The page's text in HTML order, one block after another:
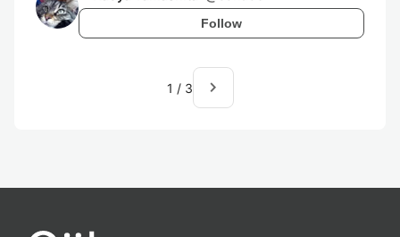
Follow
1 / 3 navigate_next